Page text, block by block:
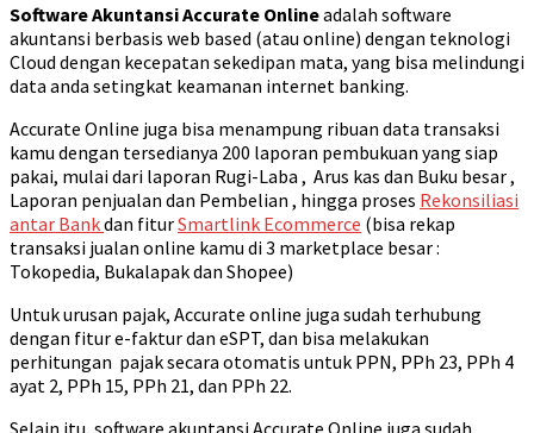
Software Akuntansi Accurate Onlineadalah software
akuntansi berbasis web based (atau online) dengan teknologi
Cloud dengan kecepatan sekedipan mata, yang bisa melindungi
data anda setingkat keamanan internet banking.
Accurate Online juga bisa menampung ribuan data transaksi
kamu dengan tersedianya 200 laporan pembukuan yang siap
pakai, mulai dari laporan Rugi-Laba , Arus kas dan Buku besar ,
Laporan penjualan dan Pembelian , hingga proses Rekonsiliasi
antar Bankdan fiturSmartlink Ecommerce (bisa rekap
transaksi jualan online kamu di 3 marketplace besar :
Tokopedia, Bukalapak dan Shopee)
Untuk urusan pajak, Accurate online juga sudah terhubung
dengan fitur e-faktur dan eSPT, dan bisa melakukan
perhitungan pajak secara otomatis untuk PPN, PPh 23, PPh 4
ayat 2, PPh 15, PPh 21, dan PPh 22.
Selain itu, software akuntansi Accurate Online juga sudah